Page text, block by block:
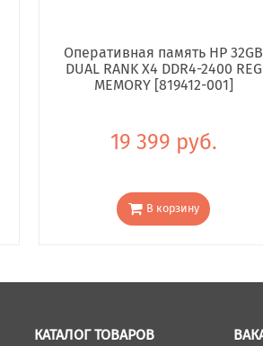
Оперативная память HP 32GB
DUAL RANK X4 DDR4-2400 REG
MEMORY [819412-001]
19 399 руб.
В корзину
КАТАЛОГ ТОВАРОВ